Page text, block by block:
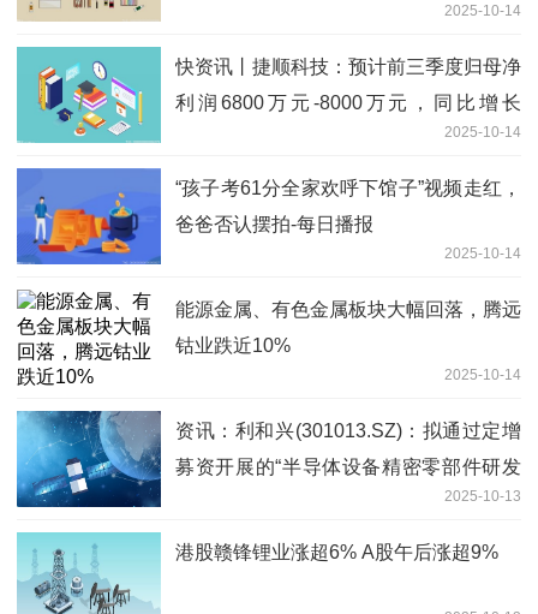
2025-10-14
快资讯丨捷顺科技：预计前三季度归母净
利润6800万元-8000万元，同比增长
2025-10-14
“孩子考61分全家欢呼下馆子”视频走红，
爸爸否认摆拍-每日播报
2025-10-14
能源金属、有色金属板块大幅回落，腾远
钴业跌近10%
2025-10-14
资讯：利和兴(301013.SZ)：拟通过定增
募资开展的“半导体设备精密零部件研发
及产业化项目”目前处于前期筹备阶段
2025-10-13
港股赣锋锂业涨超6% A股午后涨超9%